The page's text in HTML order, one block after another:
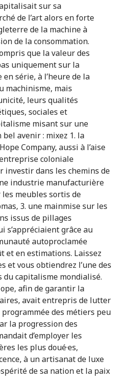
sur sa
de l’art alors en forte
de la machine à
de la consommation.
que la valeur des
uniquement sur la
série, à l’heure de la
machinisme, mais
leurs qualités
sociales et
misant sur une
avenir : mixez 1. la
Company, aussi à l’aise
coloniale
investir dans les chemins de
industrie manufacturière
meubles sortis de
3. une mainmise sur les
issus de pillages
s’appréciaient grâce au
autoproclamée
et en estimations. Laissez
et vous obtiendrez l’une des
capitalisme mondialisé.
afin de garantir la
avait entrepris de lutter
des métiers peu
la progression des
d’employer les
les plus doué·es,
à un artisanat de luxe
de sa nation et la paix